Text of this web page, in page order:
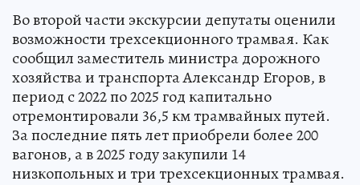
Во второй части экскурсии депутаты оценили
возможности трехсекционного трамвая. Как
сообщил заместитель министра дорожного
хозяйства и транспорта Александр Егоров, в
период с 2022 по 2025 год капитально
отремонтировали 36,5 км трамвайных путей.
За последние пять лет приобрели более 200
вагонов, а в 2025 году закупили 14
низкопольных и три трехсекционных трамвая.